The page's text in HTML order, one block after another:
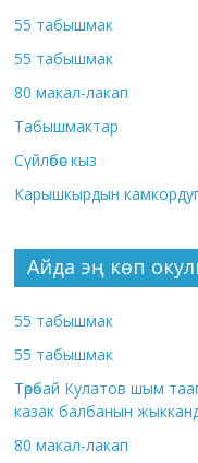
55 табышмак
55 табышмак
80 макал-лакап
Табышмактар
Сүйлөбөс кыз
Карышкырдын
Айда эң көп
55 табышмак
55 табышмак
Төрөбай Кулатов шым
казак балбанын
80 макал-лакап